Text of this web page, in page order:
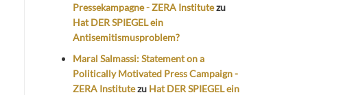
Pressekampagne - ZERA Institutezu
Hat DER SPIEGEL ein
Antisemitismusproblem?
Maral Salmassi: Statement on a
Politically Motivated Press Campaign -
ZERA Institutezu Hat DER SPIEGEL ein